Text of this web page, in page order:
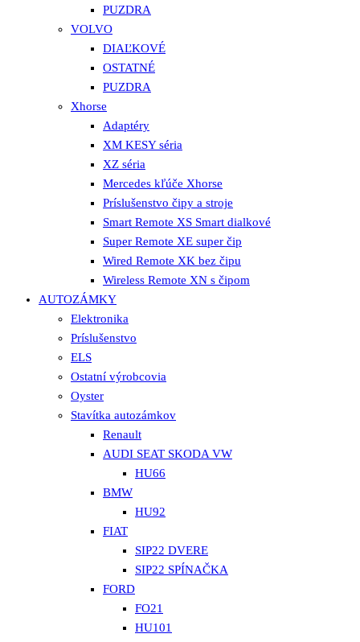
PUZDRA
VOLVO
DIAĽKOVÉ
OSTATNÉ
PUZDRA
Xhorse
Adaptéry
XM KESY séria
XZ séria
Mercedes kľúče Xhorse
Príslušenstvo čipy a stroje
Smart Remote XS Smart dialkové
Super Remote XE super čip
Wired Remote XK bez čipu
Wireless Remote XN s čipom
AUTOZÁMKY
Elektronika
Príslušenstvo
ELS
Ostatní výrobcovia
Oyster
Stavítka autozámkov
Renault
AUDI SEAT SKODA VW
HU66
BMW
HU92
FIAT
SIP22 DVERE
SIP22 SPÍNAČKA
FORD
FO21
HU101